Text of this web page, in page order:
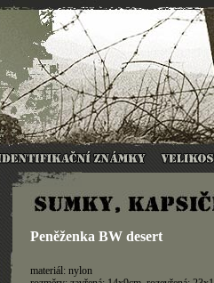
Peněženka BW desert
materiál: nylon